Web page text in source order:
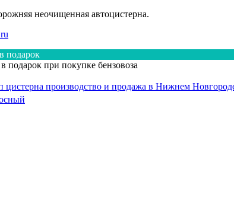
неочищенная автоцистерна.
подарок
подарок при покупке бензовоза